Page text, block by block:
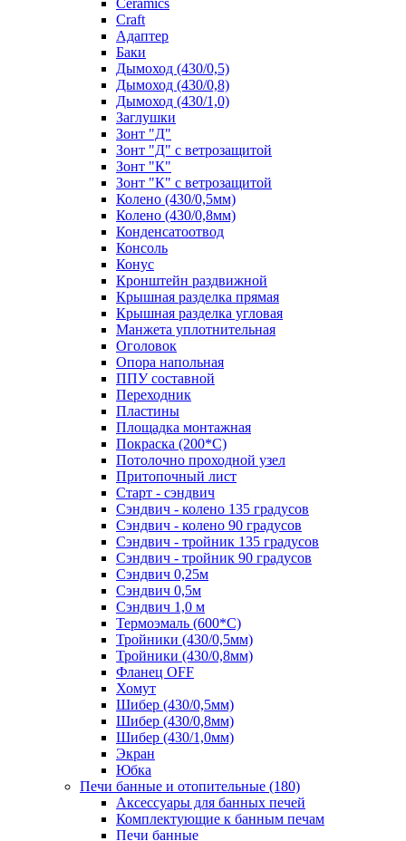
Ceramics
Craft
Адаптер
Баки
Дымоход (430/0,5)
Дымоход (430/0,8)
Дымоход (430/1,0)
Заглушки
Зонт "Д"
Зонт "Д" с ветрозащитой
Зонт "К"
Зонт "К" с ветрозащитой
Колено (430/0,5мм)
Колено (430/0,8мм)
Конденсатоотвод
Консоль
Конус
Кронштейн раздвижной
Крышная разделка прямая
Крышная разделка угловая
Манжета уплотнительная
Оголовок
Опора напольная
ППУ составной
Переходник
Пластины
Площадка монтажная
Покраска (200*С)
Потолочно проходной узел
Притопочный лист
Старт - сэндвич
Сэндвич - колено 135 градусов
Сэндвич - колено 90 градусов
Сэндвич - тройник 135 градусов
Сэндвич - тройник 90 градусов
Сэндвич 0,25м
Сэндвич 0,5м
Сэндвич 1,0 м
Термоэмаль (600*С)
Тройники (430/0,5мм)
Тройники (430/0,8мм)
Фланец OFF
Хомут
Шибер (430/0,5мм)
Шибер (430/0,8мм)
Шибер (430/1,0мм)
Экран
Юбка
Печи банные и отопительные (180)
Аксессуары для банных печей
Комплектующие к банным печам
Печи банные